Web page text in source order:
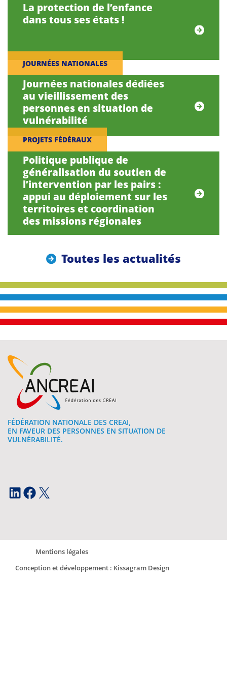
La protection de l’enfance
dans tous ses états !
JOURNÉES NATIONALES
Journées nationales dédiées
au vieillissement des
personnes en situation de
vulnérabilité
PROJETS FÉDÉRAUX
Politique publique de
généralisation du soutien de
l’intervention par les pairs :
appui au déploiement sur les
territoires et coordination
des missions régionales
Toutes les actualités
FÉDÉRATION NATIONALE DES CREAI,
EN FAVEUR DES PERSONNES EN SITUATION DE
VULNÉRABILITÉ.
LinkedIn Facebook X
Mentions légales
Conception et développement : Kissagram Design